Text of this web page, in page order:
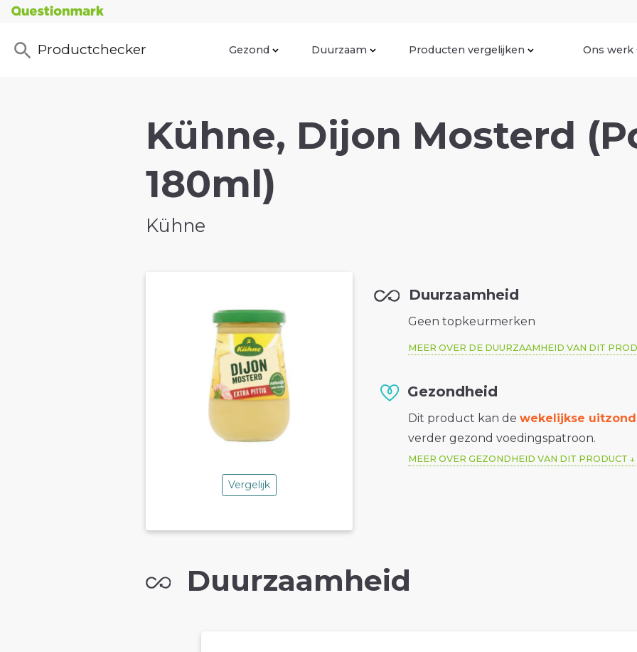
Productchecker Gezond Duurzaam Producten vergelijken Ons werk
Kühne, Dijon Mosterd
180ml)
Kühne
Vergelijk
Duurzaamheid
Geen topkeurmerken
MEER OVER DE DUURZAAMHEID VAN DIT
Gezondheid
Dit product kan dewekelijkse
verder gezond voedingspatroon.
MEER OVER GEZONDHEID VAN DIT PRODUCT
Duurzaamheid